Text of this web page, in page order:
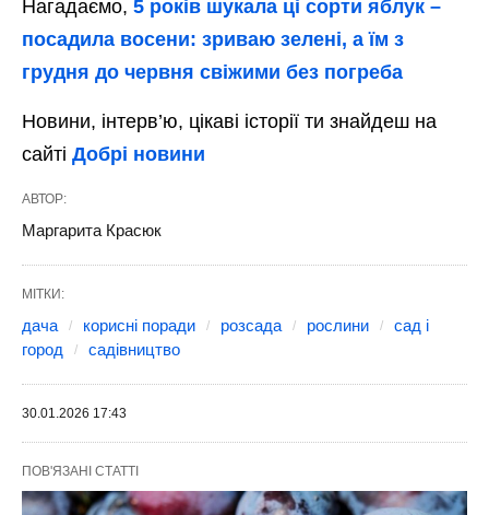
Нагадаємо, 5 років шукала ці сорти яблук –
посадила восени: зриваю зелені, а їм з
грудня до червня свіжими без погреба
Новини, інтерв’ю, цікаві історії ти знайдеш на
сайті Добрі новини
АВТОР:
Маргарита Красюк
МІТКИ:
дача корисні поради розсада рослини
сад і
город
садівництво
30.01.2026 17:43
ПОВ'ЯЗАНІ СТАТТІ